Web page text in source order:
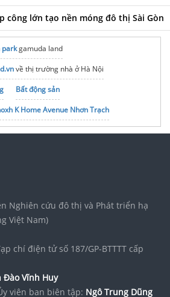
công lớn tạo nền móng đô thị Sài Gòn
parkgamuda land
về thị trường nhà ở Hà Nội
Bất động sản
K Home Avenue Nhơn Trạch
Nghiên cứu đô thị và Phát triển hạ
Việt Nam)
chí điện tử số 187/GP-BTTTT cấp
Đào Vĩnh Huy
viên ban biên tập: Ngô Trung Dũng